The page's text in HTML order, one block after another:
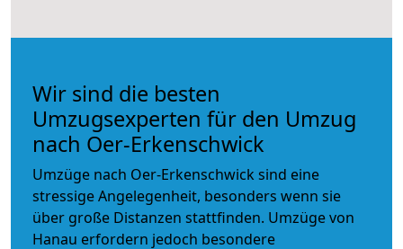
Wir sind die besten
Umzugsexperten für den Umzug
nach Oer-Erkenschwick
Umzüge nach Oer-Erkenschwick sind eine
stressige Angelegenheit, besonders wenn sie
über große Distanzen stattfinden. Umzüge von
Hanau erfordern jedoch besondere